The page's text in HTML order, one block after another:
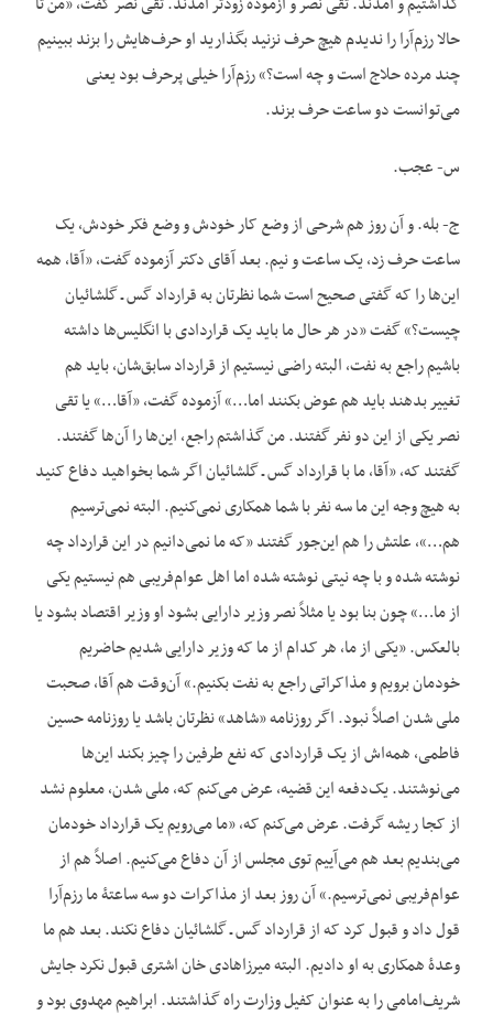
حالا رزم‌آرا را ندیدم هیچ حرف نزنید بگذارید او حرف‌هایش را بزند ببینیم
چند مرده حلاج است و چه است؟» رزم‌آرا خیلی پرحرف بود یعنی
می‌توانست دو ساعت حرف بزند.
س- عجب.
ج- بله. و آن روز هم شرحی از وضع کار خودش و وضع فکر خودش، یک
ساعت حرف زد، یک ساعت و نیم. بعد آقای دکتر آزموده گفت، «آقا، همه
این‌ها را که گفتی صحیح است شما نظرتان به قرارداد گس ـ گلشائیان
چیست؟» گفت «در هر حال ما باید یک قراردادی با انگلیس‌ها داشته
باشیم راجع به نفت، البته راضی نیستیم از قرارداد سابق‌شان، باید هم
تغییر بدهند باید هم عوض بکنند اما…» آزموده گفت، «آقا…» یا تقی
نصر یکی از این دو نفر گفتند. من گذاشتم راجع، این‌ها را آن‌ها گفتند.
گفتند که، «آقا، ما با قرارداد گس ـ گلشائیان اگر شما بخواهید دفاع کنید
به هیچ وجه این ما سه نفر با شما همکاری نمی‌کنیم. البته نمی‌ترسیم
هم…»، علتش را هم این‌جور گفتند «که ما نمی‌دانیم در این قرارداد چه
نوشته شده و با چه نیتی نوشته شده اما اهل عوام‌فریبی هم نیستیم یکی
از ما…» چون بنا بود یا مثلاً نصر وزیر دارایی بشود او وزیر اقتصاد بشود یا
بالعکس. «یکی از ما، هر کدام از ما که وزیر دارایی شدیم حاضریم
خودمان برویم و مذاکراتی راجع به نفت بکنیم.» آن‌وقت هم آقا، صحبت
ملی شدن اصلاً نبود. اگر روزنامه «شاهد» نظرتان باشد یا روزنامه حسین
فاطمی، همه‌اش از یک قراردادی که نفع طرفین را چیز بکند این‌ها
می‌نوشتند. یک‌دفعه این قضیه، عرض می‌کنم که، ملی شدن، معلوم نشد
از کجا ریشه گرفت. عرض می‌کنم که، «ما می‌رویم یک قرارداد خودمان
می‌بندیم بعد هم می‌آییم توی مجلس از آن دفاع می‌کنیم. اصلاً هم از
عوام‌فریبی نمی‌ترسیم.» آن روز بعد از مذاکرات دو سه ساعتۀ ما رزم‌آرا
قول داد و قبول کرد که از قرارداد گس ـ گلشائیان دفاع نکند. بعد هم ما
وعدۀ همکاری به او دادیم. البته میرزاهادی خان اشتری قبول نکرد جایش
شریف‌امامی را به عنوان کفیل وزارت راه گذاشتند. ابراهیم مهدوی بود و